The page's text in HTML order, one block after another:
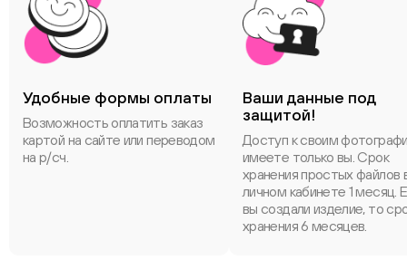
Удобные формы оплаты
Возможность оплатить заказ
картой на сайте или переводом
на р/сч.
Ваши данные под
защитой!
Доступ к своим
имеете только вы. Срок
хранения простых файлов
личном кабинете 1 месяц.
вы создали изделие, то
хранения 6 месяцев.